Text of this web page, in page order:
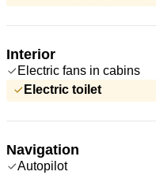
Interior
Electric fans in cabins
Electric toilet
Navigation
Autopilot